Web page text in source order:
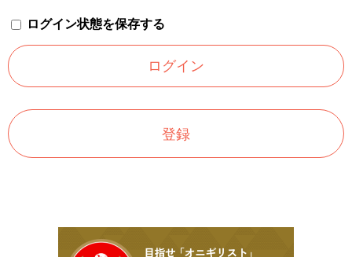
ログイン状態を保存する
登録